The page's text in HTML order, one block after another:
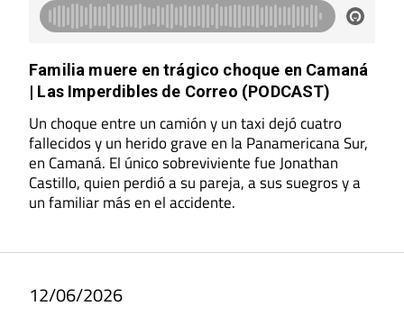
Familia muere en trágico choque en Camaná
| Las Imperdibles de Correo (PODCAST)
Un choque entre un camión y un taxi dejó cuatro
fallecidos y un herido grave en la Panamericana Sur,
en Camaná. El único sobreviviente fue Jonathan
Castillo, quien perdió a su pareja, a sus suegros y a
un familiar más en el accidente.
12/06/2026